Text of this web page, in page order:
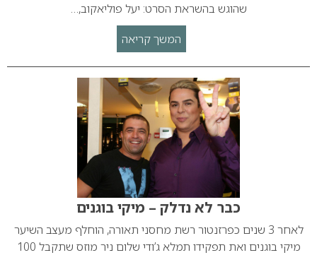
שהוגש בהשראת הסרט: יעל פוליאקוב,…
המשך קריאה
כבר לא נדלק – מיקי בוגנים
לאחר 3 שנים כפרזנטור רשת מחסני תאורה, הוחלף מעצב השיער
מיקי בוגנים ואת תפקידו תמלא ג’ודי שלום ניר מוזס שתקבל 100